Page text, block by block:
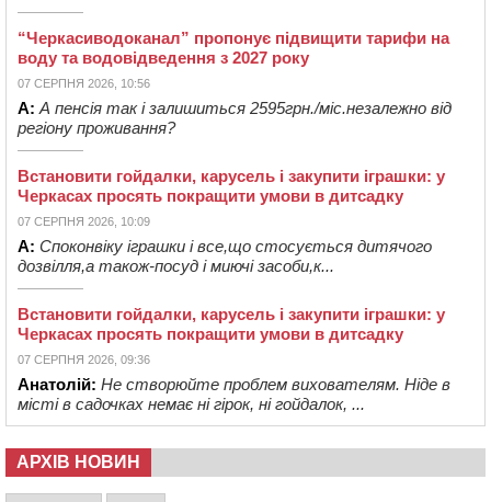
“Черкасиводоканал” пропонує підвищити тарифи на
воду та водовідведення з 2027 року
07 СЕРПНЯ 2026, 10:56
А: А пенсія так і залишиться 2595грн./міс.незалежно від
регіону проживання?
Встановити гойдалки, карусель і закупити іграшки: у
Черкасах просять покращити умови в дитсадку
07 СЕРПНЯ 2026, 10:09
А: Споконвіку іграшки і все,що стосується дитячого
дозвілля,а також-посуд і миючі засоби,к...
Встановити гойдалки, карусель і закупити іграшки: у
Черкасах просять покращити умови в дитсадку
07 СЕРПНЯ 2026, 09:36
Анатолій: Не створюйте проблем вихователям. Ніде в
місті в садочках немає ні гірок, ні гойдалок, ...
АРХІВ НОВИН